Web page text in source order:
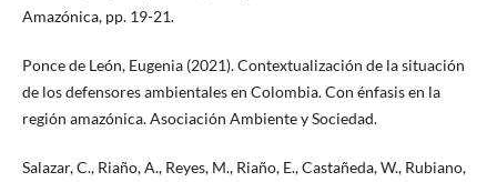
Amazónica, pp. 19-21.
Ponce de León, Eugenia (2021). Contextualización de la situación
de los defensores ambientales en Colombia. Con énfasis en la
región amazónica. Asociación Ambiente y Sociedad.
Salazar, C., Riaño, A., Reyes, M., Riaño, E., Castañeda, W., Rubiano,